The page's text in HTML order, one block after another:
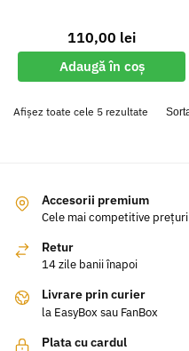
110,00 lei
Adaugă în coș
Afișez toate cele 5 rezultate
Accesorii premium
Cele mai competitive prețuri
Retur
14 zile banii înapoi
Livrare prin curier
la EasyBox sau FanBox
Plata cu cardul